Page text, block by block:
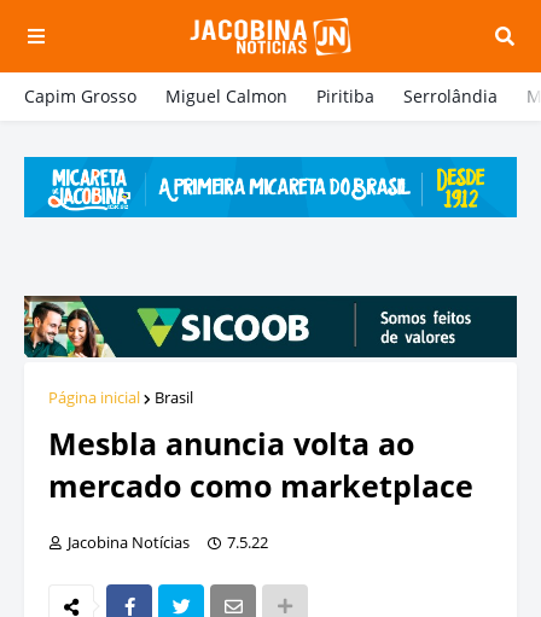
Capim Grosso Miguel Calmon Piritiba Serrolândia
Página inicial Brasil
Mesbla anuncia volta ao
mercado como marketplace
Jacobina Notícias 7.5.22